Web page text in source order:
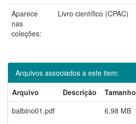
Aparece
nas
coleções:
Livro científico (CPAC)
Arquivos associados a este item:
Arquivo
Descrição Tamanho
balbino01.pdf
6,98 MB